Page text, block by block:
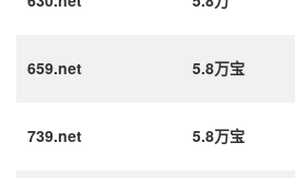
659.net 5.8万宝
739.net 5.8万宝